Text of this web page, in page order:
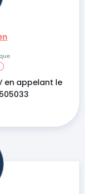
en appelant le